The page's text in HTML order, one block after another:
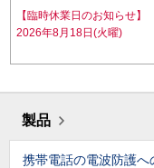
【臨時休業日のお知らせ】
2026年8月18日(火曜)
製品
携帯電話の電波防護へ